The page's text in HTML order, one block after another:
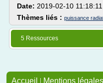
Date: 2019-02-10 11:18:11
Thèmes liés : puissance
5 Ressources
Accueil | Mentions légales